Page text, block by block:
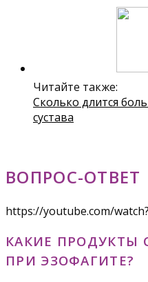
Читайте также:
Сколько длится
сустава
ВОПРОС-ОТВЕТ
https://youtube.com/
КАКИЕ ПРОДУКТЫ
ПРИ ЭЗОФАГИТЕ?